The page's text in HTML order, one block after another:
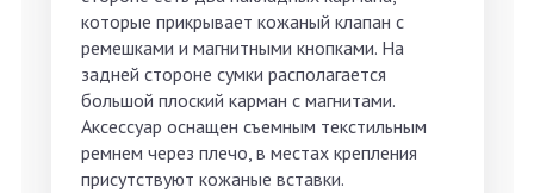
которые прикрывает кожаный клапан с
ремешками и магнитными кнопками. На
задней стороне сумки располагается
большой плоский карман с магнитами.
Аксессуар оснащен съемным текстильным
ремнем через плечо, в местах крепления
присутствуют кожаные вставки.